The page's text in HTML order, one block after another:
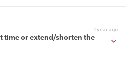
1 year ago
time or extend/shorten the